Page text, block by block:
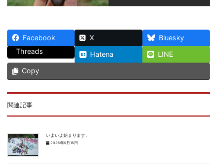
Facebook X
Bluesky
Threads
Hatena
LINE
Copy
関連記事
いよいよ始まります。
2026年6月16日